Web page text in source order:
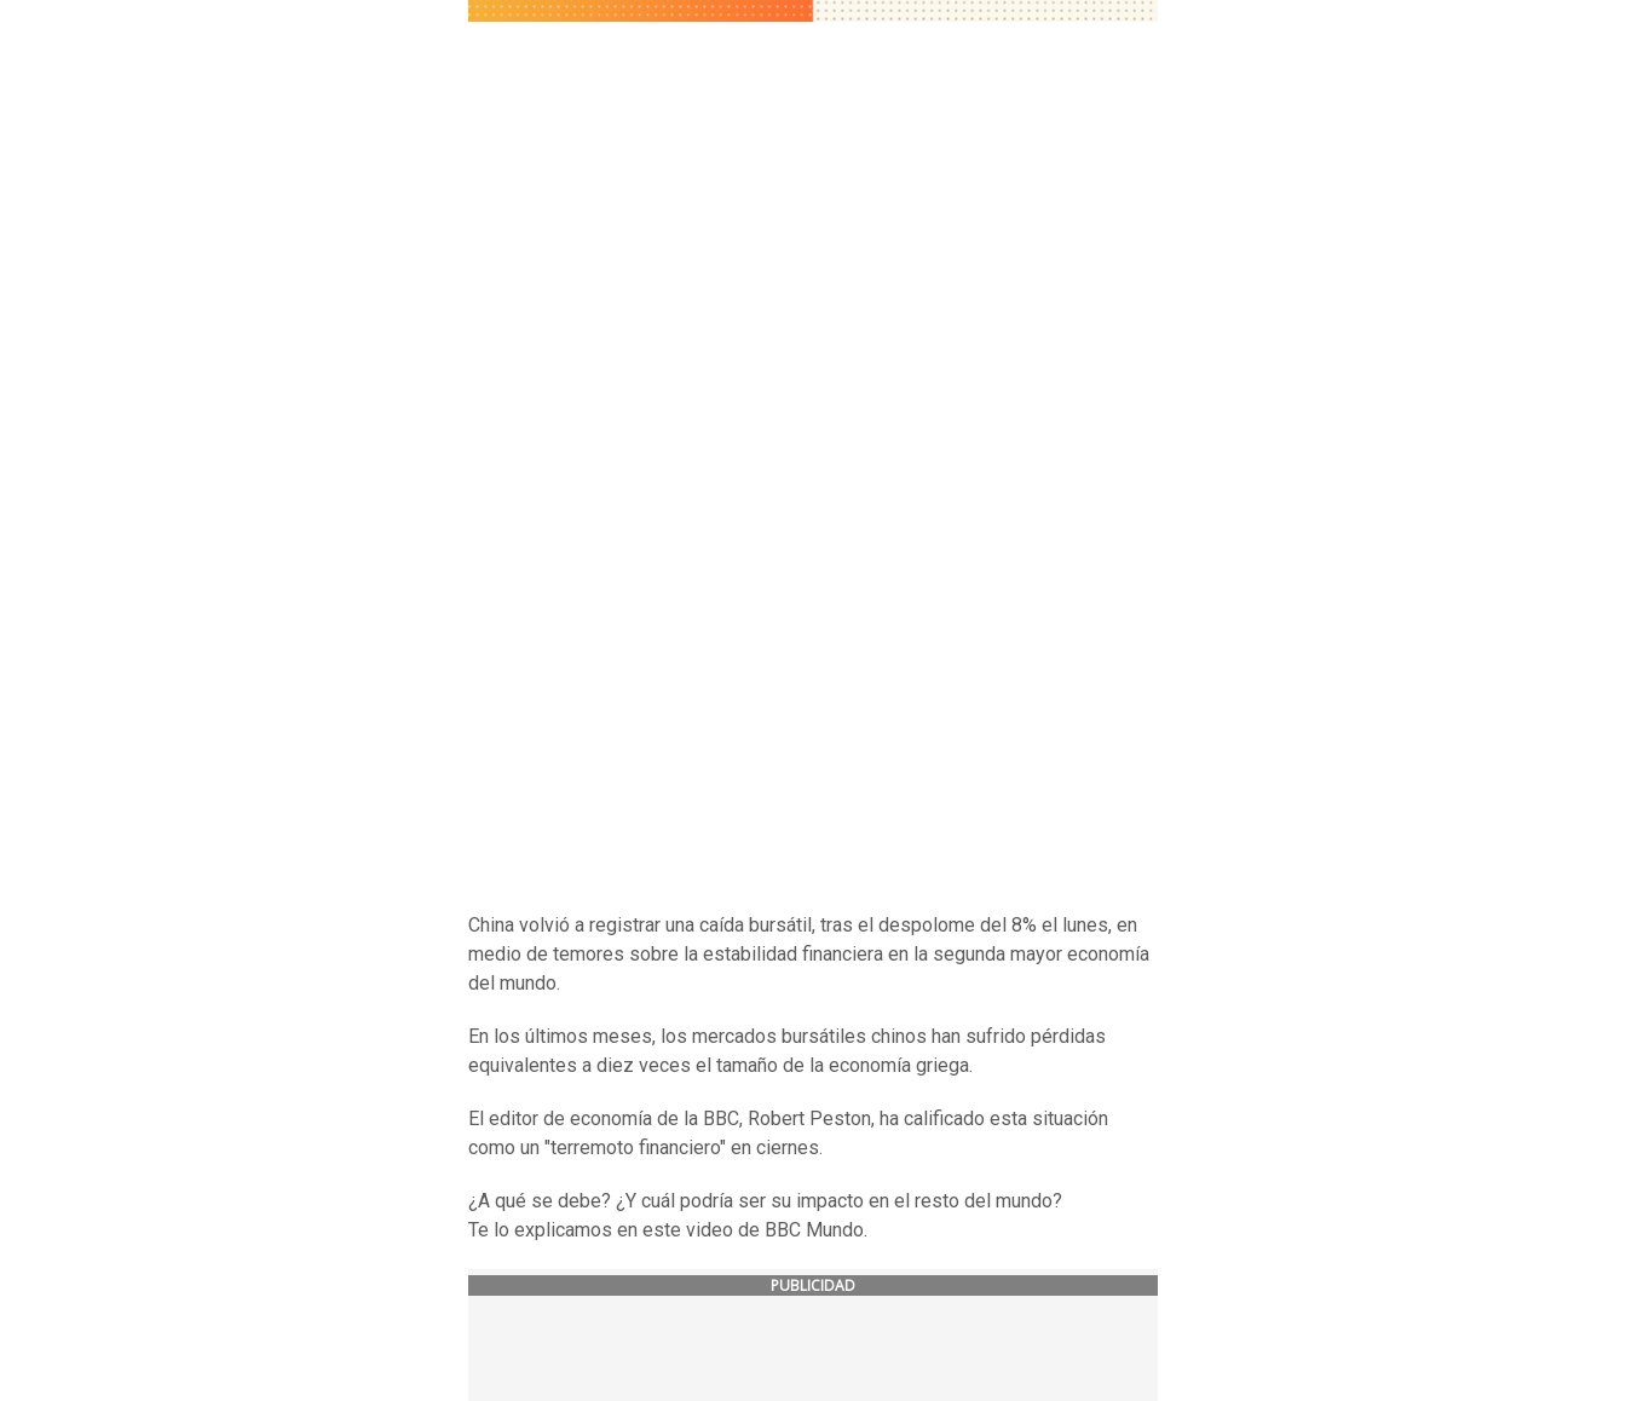
China volvió a registrar una caída bursátil, tras el despolome del 8% el lunes, en
medio de temores sobre la estabilidad financiera en la segunda mayor economía
del mundo.
En los últimos meses, los mercados bursátiles chinos han sufrido pérdidas
equivalentes a diez veces el tamaño de la economía griega.
El editor de economía de la BBC, Robert Peston, ha calificado esta situación
como un "terremoto financiero" en ciernes.
¿A qué se debe? ¿Y cuál podría ser su impacto en el resto del mundo?
Te lo explicamos en este video de BBC Mundo.
PUBLICIDAD